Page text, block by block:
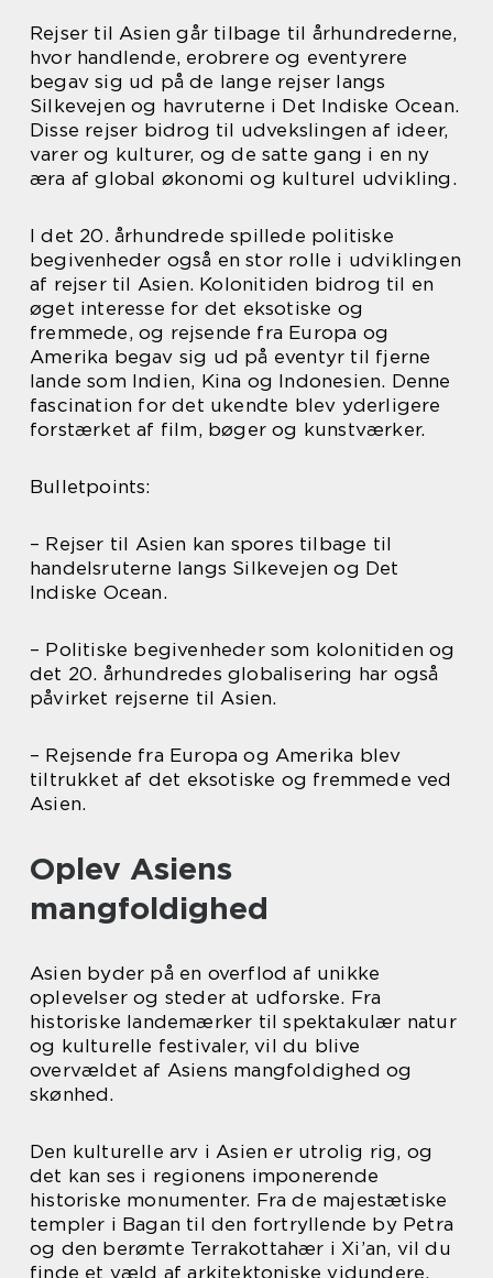
Rejser til Asien går tilbage til århundrederne,
hvor handlende, erobrere og eventyrere
begav sig ud på de lange rejser langs
Silkevejen og havruterne i Det Indiske Ocean.
Disse rejser bidrog til udvekslingen af ideer,
varer og kulturer, og de satte gang i en ny
æra af global økonomi og kulturel udvikling.
I det 20. århundrede spillede politiske
begivenheder også en stor rolle i udviklingen
af rejser til Asien. Kolonitiden bidrog til en
øget interesse for det eksotiske og
fremmede, og rejsende fra Europa og
Amerika begav sig ud på eventyr til fjerne
lande som Indien, Kina og Indonesien. Denne
fascination for det ukendte blev yderligere
forstærket af film, bøger og kunstværker.
Bulletpoints:
– Rejser til Asien kan spores tilbage til
handelsruterne langs Silkevejen og Det
Indiske Ocean.
– Politiske begivenheder som kolonitiden og
det 20. århundredes globalisering har også
påvirket rejserne til Asien.
– Rejsende fra Europa og Amerika blev
tiltrukket af det eksotiske og fremmede ved
Asien.
Oplev Asiens
mangfoldighed
Asien byder på en overflod af unikke
oplevelser og steder at udforske. Fra
historiske landemærker til spektakulær natur
og kulturelle festivaler, vil du blive
overvældet af Asiens mangfoldighed og
skønhed.
Den kulturelle arv i Asien er utrolig rig, og
det kan ses i regionens imponerende
historiske monumenter. Fra de majestætiske
templer i Bagan til den fortryllende by Petra
og den berømte Terrakottahær i Xi’an, vil du
finde et væld af arkitektoniske vidundere.